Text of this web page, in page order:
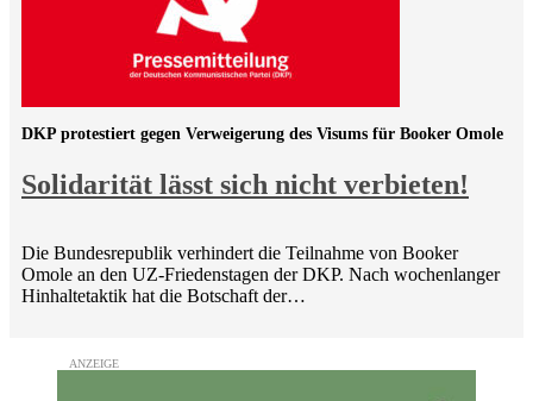
Solidarität lässt sich nicht verbieten!
DKP protestiert gegen Verweigerung des Visums für Booker Omole
Die Bundesrepublik verhindert die Teilnahme von Booker
Omole an den UZ-Friedenstagen der DKP. Nach wochenlanger
Hinhaltetaktik hat die Botschaft der…